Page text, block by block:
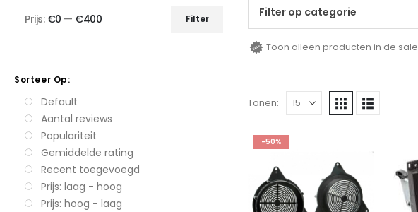
Filter op categorie
Toon alleen producten in de sale
Tonen:
-50%
Min.
Max.
Filter
Prijs: €0 — €400
Sorteer Op:
Default
Aantal reviews
Populariteit
Gemiddelde rating
Recent toegevoegd
Prijs: laag - hoog
Prijs: hoog - laag